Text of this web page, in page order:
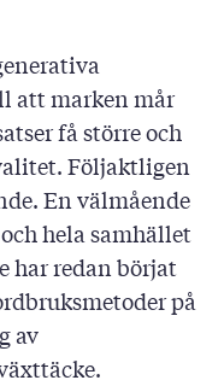
att marken mår
få större och
Följaktligen
En välmående
hela samhället
har redan börjat
på
av